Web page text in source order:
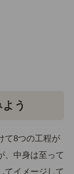
う
て8つの工程が
、中身は至って
てイメージして